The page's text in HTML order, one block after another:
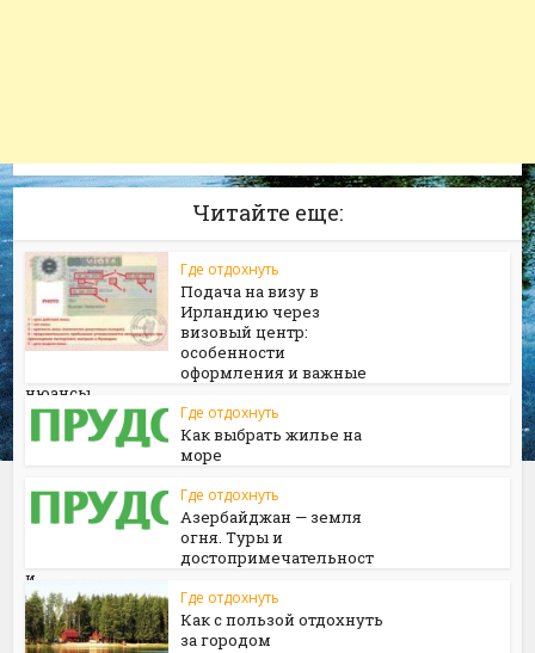
Читайте еще:
Где отдохнуть
Подача на визу в
Ирландию через
визовый центр:
особенности
оформления и важные
нюансы
Где отдохнуть
Как выбрать жилье на
море
Где отдохнуть
Азербайджан — земля
огня. Туры и
достопримечательност
и
Где отдохнуть
Как с пользой отдохнуть
за городом